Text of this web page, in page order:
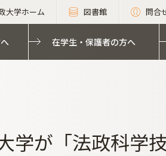
大学ホーム 図書館 問合
在学生・保護者の方へ
学が「法政科学